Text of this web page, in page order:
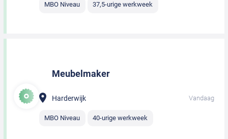
MBO Niveau 37,5-urige werkweek
Meubelmaker
Harderwijk Vandaag
MBO Niveau 40-urige werkweek